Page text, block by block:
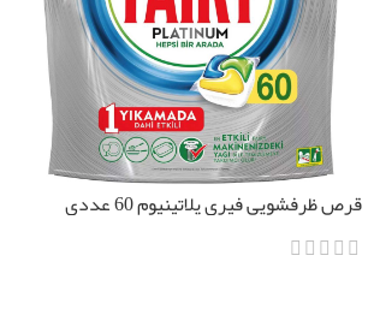
قرص ظرفشویی فیری پلاتینیوم 60 عددی